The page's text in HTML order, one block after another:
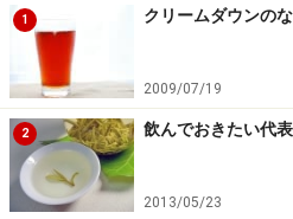
1 クリームダウンの
2009/07/19
2 飲んでおきたい代
2013/05/23